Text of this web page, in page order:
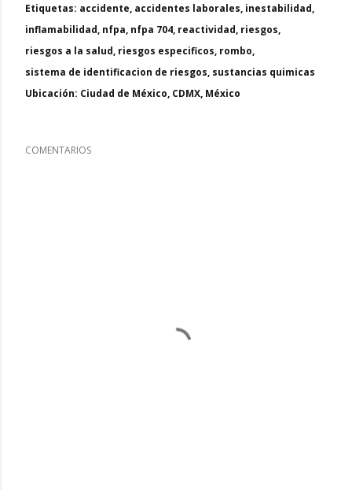
Etiquetas: accidente accidentes laborales inestabilidad
inflamabilidad nfpa nfpa 704 reactividad riesgos
riesgos a la salud riesgos especificos rombo
sistema de identificacion de riesgos sustancias quimicas
Ubicación: Ciudad de México, CDMX, México
COMENTARIOS